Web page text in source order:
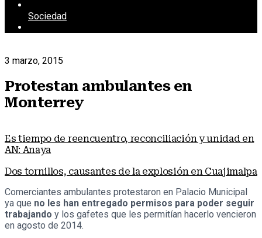
Sociedad
3 marzo, 2015
Protestan ambulantes en
Monterrey
Es tiempo de reencuentro, reconciliación y unidad en
AN: Anaya
Dos tornillos, causantes de la explosión en Cuajimalpa
Comerciantes ambulantes protestaron en Palacio Municipal
ya que no les han entregado permisos para poder seguir
trabajando y los gafetes que les permitían hacerlo vencieron
en agosto de 2014.